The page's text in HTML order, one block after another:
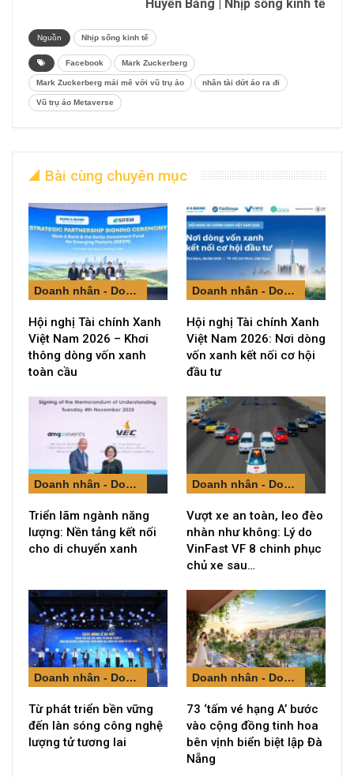
Huyền Băng | Nhịp sống kinh tế
Nguồn Nhịp sống kinh tế
Facebook Mark Zuckerberg
Mark Zuckerberg mải mê với vũ trụ ảo nhân tài dứt áo ra đi
Vũ trụ ảo Metaverse
Bài cùng chuyên mục
Doanh nhân - Doanh nghiệp
Hội nghị Tài chính Xanh
Việt Nam 2026 – Khơi
thông dòng vốn xanh
toàn cầu
Doanh nhân - Doanh nghiệp
Hội nghị Tài chính Xanh
Việt Nam 2026: Nơi dòng
vốn xanh kết nối cơ hội
đầu tư
Doanh nhân - Doanh nghiệp
Triển lãm ngành năng
lượng: Nền tảng kết nối
cho di chuyển xanh
Doanh nhân - Doanh nghiệp
Vượt xe an toàn, leo đèo
nhàn như không: Lý do
VinFast VF 8 chinh phục
chủ xe sau…
Doanh nhân - Doanh nghiệp
Từ phát triển bền vững
đến làn sóng công nghệ
lượng tử tương lai
Doanh nhân - Doanh nghiệp
73 ‘tấm vé hạng A’ bước
vào cộng đồng tinh hoa
bên vịnh biển biệt lập Đà
Nẵng